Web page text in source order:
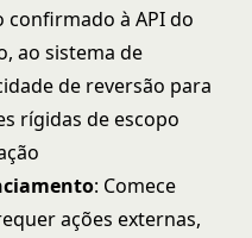
confirmado à API do
ao sistema de
de reversão para
rígidas de escopo
: Comece
ações externas,